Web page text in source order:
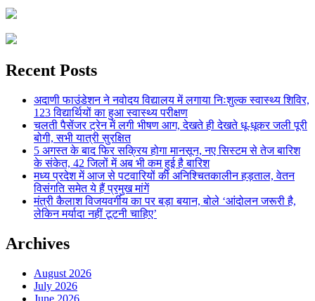
Recent Posts
अदाणी फाउंडेशन ने नवोदय विद्यालय में लगाया निःशुल्क स्वास्थ्य शिविर,
123 विद्यार्थियों का हुआ स्वास्थ्य परीक्षण
चलती पैसेंजर ट्रेन में लगी भीषण आग, देखते ही देखते धू-धूकर जली पूरी
बोगी, सभी यात्री सुरक्षित
5 अगस्त के बाद फिर सक्रिय होगा मानसून, नए सिस्टम से तेज बारिश
के संकेत, 42 जिलों में अब भी कम हुई है बारिश
मध्य प्रदेश में आज से पटवारियों की अनिश्चितकालीन हड़ताल, वेतन
विसंगति समेत ये हैं प्रमुख मांगें
मंत्री कैलाश विजयवर्गीय का पर बड़ा बयान, बोले ‘आंदोलन जरूरी है,
लेकिन मर्यादा नहीं टूटनी चाहिए’
Archives
August 2026
July 2026
June 2026